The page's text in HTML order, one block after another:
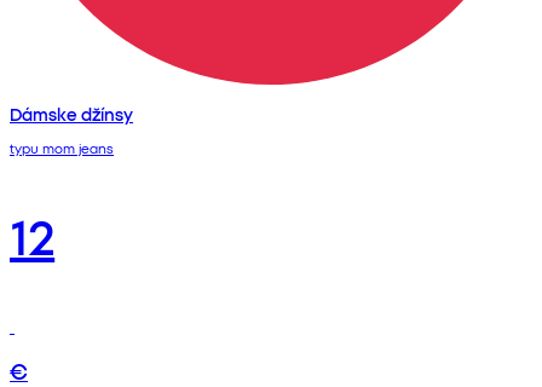
Dámske džínsy
typu mom jeans
12
€